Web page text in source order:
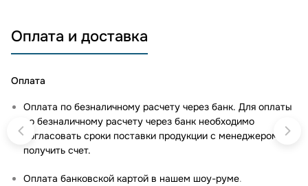
Оплата и доставка
Оплата
Оплата по безналичному расчету через банк. Для оплаты
по безналичному расчету через банк необходимо
согласовать сроки поставки продукции с менеджером и
получить счет.
Оплата банковской картой в нашем шоу-руме.